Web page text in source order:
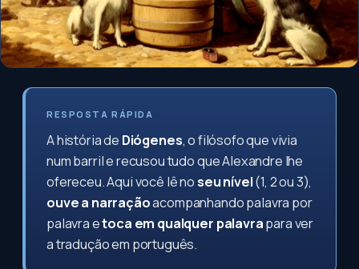
RESPOSTA RÁPIDA
A história de Diógenes, o filósofo que vivia
num barril e recusou tudo que Alexandre lhe
ofereceu. Aqui você lê noseu nível(1, 2 ou 3),
ouve a narraçãoacompanhando palavra por
palavra etoca em qualquer palavrapara ver
a tradução em português.